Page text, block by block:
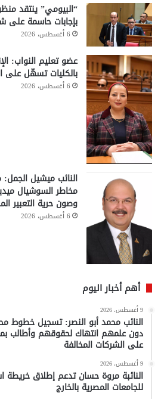
“البيومي” ينتقد
بإجابات حاسمة على
6 أغسطس، 2026
عضو تعليم النواب:
بالكليات تسهّل على
6 أغسطس، 2026
النائب ميشيل
مخاطر السوشيال
وصون حرية التعبير
6 أغسطس، 2026
أهم أخبار اليوم
9 أغسطس، 2026
النائب محمد أبو النصر: تسجيل خطوط
دون علمهم انتهاك لحقوقهم وأطالب
على الشركات المخالفة
9 أغسطس، 2026
النائبة مروة حسان تدعم إطلاق خريطة
للجامعات المصرية بالخارج